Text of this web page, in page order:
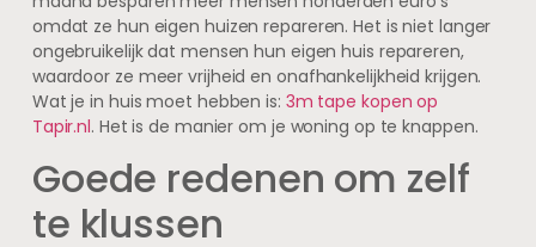
omdat ze hun eigen huizen repareren. Het is niet langer
ongebruikelijk dat mensen hun eigen huis repareren,
waardoor ze meer vrijheid en onafhankelijkheid krijgen.
Wat je in huis moet hebben is: 3m tape kopen op
Tapir.nl. Het is de manier om je woning op te knappen.
Goede redenen om zelf
te klussen